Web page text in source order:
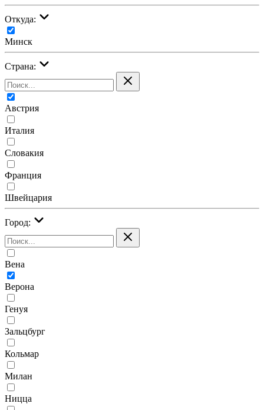
Откуда:
Минск
Страна:
Австрия
Италия
Словакия
Франция
Швейцария
Город:
Вена
Верона
Генуя
Зальцбург
Кольмар
Милан
Ницца